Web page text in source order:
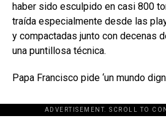
haber sido esculpido en casi 800
traída especialmente desde las
y compactadas junto con decenas
una puntillosa técnica.
Papa Francisco pide ‘un mundo
ADVERTISEMENT. SCROLL TO